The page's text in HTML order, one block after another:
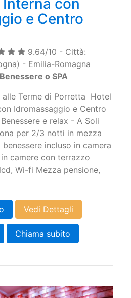
con
e Centro
9.64/10 - Città:
- Emilia-Romagna
o SPA
alle Terme di Porretta Hotel
Idromassaggio e Centro
e relax - A Soli
per 2/3 notti in mezza
incluso in camera
camere con terrazzo
Wi-fi Mezza pensione,
Vedi Dettagli
Chiama subito